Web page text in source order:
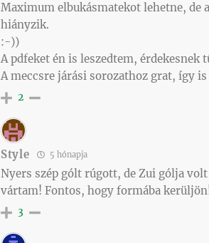
Maximum elbukásmatekot lehetne, de
hiányzik.
:-))
A pdfeket én is leszedtem, érdekesnek
A meccsre járási sorozathoz grat, így
2
Style 5 hónapja
Nyers szép gólt rúgott, de Zui gólja
vártam! Fontos, hogy formába
3